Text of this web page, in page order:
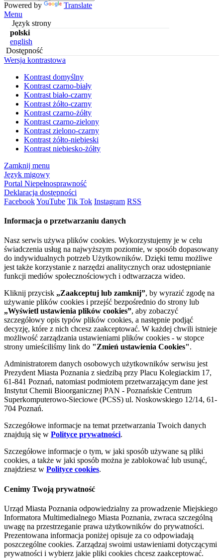
Powered by
Translate
Menu
Język strony
polski
english
Dostępność
Wersja kontrastowa
Kontrast domyślny
Kontrast czarno-biały
Kontrast biało-czarny
Kontrast żółto-czarny
Kontrast czarno-żółty
Kontrast czarno-zielony
Kontrast zielono-czarny
Kontrast żółto-niebieski
Kontrast niebiesko-żółty
Zamknij menu
Język migowy
Portal Niepełnosprawność
Deklaracja dostępności
FacebookYouTube Tik Tok Instagram RSS
Informacja o przetwarzaniu danych
Nasz serwis używa plików cookies. Wykorzystujemy je w celu
świadczenia usług na najwyższym poziomie, w sposób dopasowany
do indywidualnych potrzeb Użytkowników. Dzięki temu możliwe
jest także korzystanie z narzędzi analitycznych oraz udostępnianie
funkcji mediów społecznościowych i odtwarzacza wideo.
Kliknij przycisk „Zaakceptuj lub zamknij”, by wyrazić zgodę na
używanie plików cookies i przejść bezpośrednio do strony lub
„Wyświetl ustawienia plików cookies”, aby zobaczyć
szczegółowy opis typów plików cookies, a następnie podjąć
decyzję, które z nich chcesz zaakceptować. W każdej chwili istnieje
możliwość zarządzania ustawieniami plików cookies - w stopce
strony umieściliśmy link do "Zmień ustawienia Cookies".
Administratorem danych osobowych użytkowników serwisu jest
Prezydent Miasta Poznania z siedzibą przy Placu Kolegiackim 17,
61-841 Poznań, natomiast podmiotem przetwarzającym dane jest
Instytut Chemii Bioorganicznej PAN - Poznańskie Centrum
Superkomputerowo-Sieciowe (PCSS) ul. Noskowskiego 12/14, 61-
704 Poznań.
Szczegółowe informacje na temat przetwarzania Twoich danych
znajdują się w Polityce prywatności.
Szczegółowe informacje o tym, w jaki sposób używane są pliki
cookies, a także w jaki sposób można je zablokować lub usunąć,
znajdziesz w Polityce cookies.
Cenimy Twoją prywatność
Urząd Miasta Poznania odpowiedzialny za prowadzenie Miejskiego
Informatora Multimedialnego Miasta Poznania, zwraca szczególną
uwagę na przestrzeganie prawa użytkowników do prywatności.
Prezentowana informacja poniżej opisuje za co odpowiadają
poszczególne cookies. Zarządzaj swoimi ustawieniami dotyczącymi
prywatności i wybierz jakie pliki cookies chcesz zaakceptować.